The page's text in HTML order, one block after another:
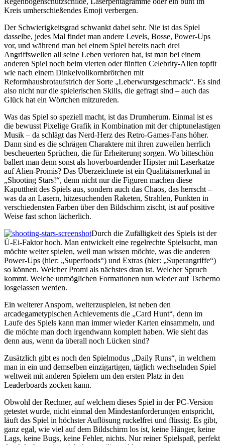
Kreis umherschießendes Emoji verbergen.
Der Schwierigkeitsgrad schwankt dabei sehr. Nie ist das Spiel
dasselbe, jedes Mal findet man andere Levels, Bosse, Power-Ups
vor, und während man bei einem Spiel bereits nach drei
Angriffswellen all seine Leben verloren hat, ist man bei einem
anderen Spiel noch beim vierten oder fünften Celebrity-Alien topfit
wie nach einem Dinkelvollkornbrötchen mit
Reformhausbrotaufstrich der Sorte „Leberwurstgeschmack“. Es sind
also nicht nur die spielerischen Skills, die gefragt sind – auch das
Glück hat ein Wörtchen mitzureden.
Was das Spiel so speziell macht, ist das Drumherum. Einmal ist es
die bewusst Pixelige Grafik in Kombination mit der chiptunelastigen
Musik – da schlägt das Nerd-Herz des Retro-Games-Fans höher.
Dann sind es die schrägen Charaktere mit ihren zuweilen herrlich
bescheuerten Sprüchen, die für Erheiterung sorgen. Wo bitteschön
ballert man denn sonst als hoverboardender Hipster mit Laserkatze
auf Alien-Promis? Das Überzeichnete ist ein Qualitätsmerkmal in
„Shooting Stars!“, denn nicht nur die Figuren machen diese
Kaputtheit des Spiels aus, sondern auch das Chaos, das herrscht –
was da an Lasern, hitzesuchenden Raketen, Strahlen, Punkten in
verschiedensten Farben über den Bildschirm zischt, ist auf positive
Weise fast schon lächerlich.
Durch die Zufälligkeit des Spiels ist der
Ü-Ei-Faktor hoch. Man entwickelt eine regelrechte Spielsucht, man
möchte weiter spielen, weil man wissen möchte, was die anderen
Power-Ups (hier: „Superfoods“) und Extras (hier: „Superangriffe“)
so können. Welcher Promi als nächstes dran ist. Welcher Spruch
kommt. Welche unmöglichen Formationen nun wieder auf Tscherno
losgelassen werden.
Ein weiterer Ansporn, weiterzuspielen, ist neben den
arcadegametypischen Achievements die „Card Hunt“, denn im
Laufe des Spiels kann man immer wieder Karten einsammeln, und
die möchte man doch irgendwann komplett haben. Wie sieht das
denn aus, wenn da überall noch Lücken sind?
Zusätzlich gibt es noch den Spielmodus „Daily Runs“, in welchem
man in ein und demselben einzigartigen, täglich wechselnden Spiel
weltweit mit anderen Spielern um den ersten Platz in den
Leaderboards zocken kann.
Obwohl der Rechner, auf welchem dieses Spiel in der PC-Version
getestet wurde, nicht einmal den Mindestanforderungen entspricht,
läuft das Spiel in höchster Auflösung ruckelfrei und flüssig. Es gibt,
ganz egal, wie viel auf dem Bildschirm los ist, keine Hänger, keine
Lags, keine Bugs, keine Fehler, nichts. Nur reiner Spielspaß, perfekt